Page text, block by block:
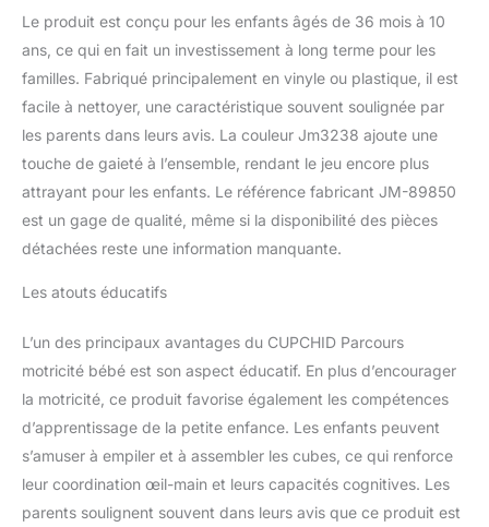
scratch assure une
cohésion solide des
pièces pour un espace
de jeu sûr et stable.
FACILE À NETTOYER :
Les housses des jeux
souples pour enfants se
nettoient aisément avec
une lingette humide.
Pour préserver les
coutures des jouets, il
est conseillé que les
jouer. SPÉCIFICATIONS :
cm (Bleu), 40L x 27,5l x
27,5H cm (Violet), 45L x
30l x 15H cm (Bleu
Foncé). Semi-cylindrique
: 40L x 30l x 27,5H cm.
Forme ovale : 55L x 40l x
3H cm. Trapézoïdal : 55L
Le produit est conçu pour les enfants âgés de 36 mois à 10
ans, ce qui en fait un investissement à long terme pour les
familles. Fabriqué principalement en vinyle ou plastique, il est
facile à nettoyer, une caractéristique souvent soulignée par
les parents dans leurs avis. La couleur Jm3238 ajoute une
touche de gaieté à l’ensemble, rendant le jeu encore plus
attrayant pour les enfants. Le référence fabricant JM-89850
est un gage de qualité, même si la disponibilité des pièces
détachées reste une information manquante.
Les atouts éducatifs
L’un des principaux avantages du CUPCHID Parcours
motricité bébé est son aspect éducatif. En plus d’encourager
la motricité, ce produit favorise également les compétences
d’apprentissage de la petite enfance. Les enfants peuvent
s’amuser à empiler et à assembler les cubes, ce qui renforce
leur coordination œil-main et leurs capacités cognitives. Les
parents soulignent souvent dans leurs avis que ce produit est